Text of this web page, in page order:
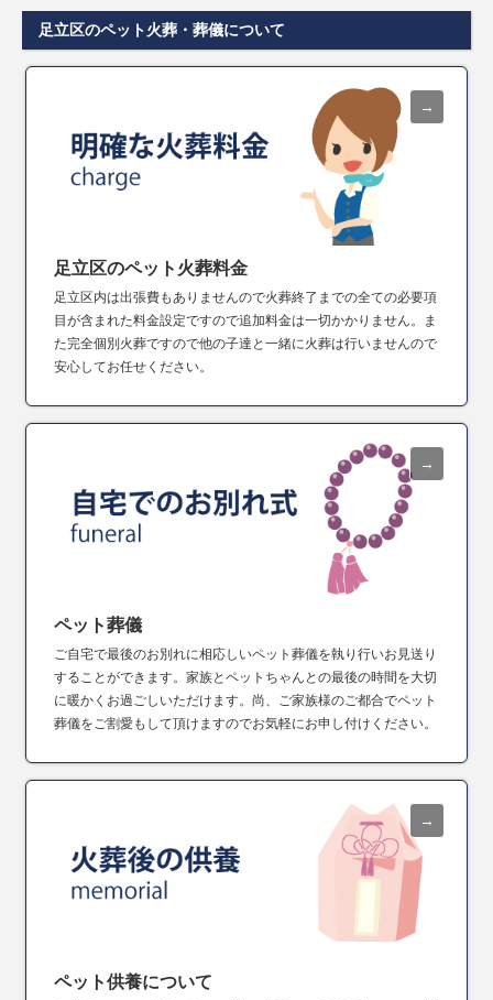
足立区のペット火葬・葬儀について
足立区のペット火葬料金
足立区内は出張費もありませんので火葬終了までの全ての必要項
目が含まれた料金設定ですので追加料金は一切かかりません。ま
た完全個別火葬ですので他の子達と一緒に火葬は行いませんので
安心してお任せください。
ペット葬儀
ご自宅で最後のお別れに相応しいペット葬儀を執り行いお見送り
することができます。家族とペットちゃんとの最後の時間を大切
に暖かくお過ごしいただけます。尚、ご家族様のご都合でペット
葬儀をご割愛もして頂けますのでお気軽にお申し付けください。
ペット供養について